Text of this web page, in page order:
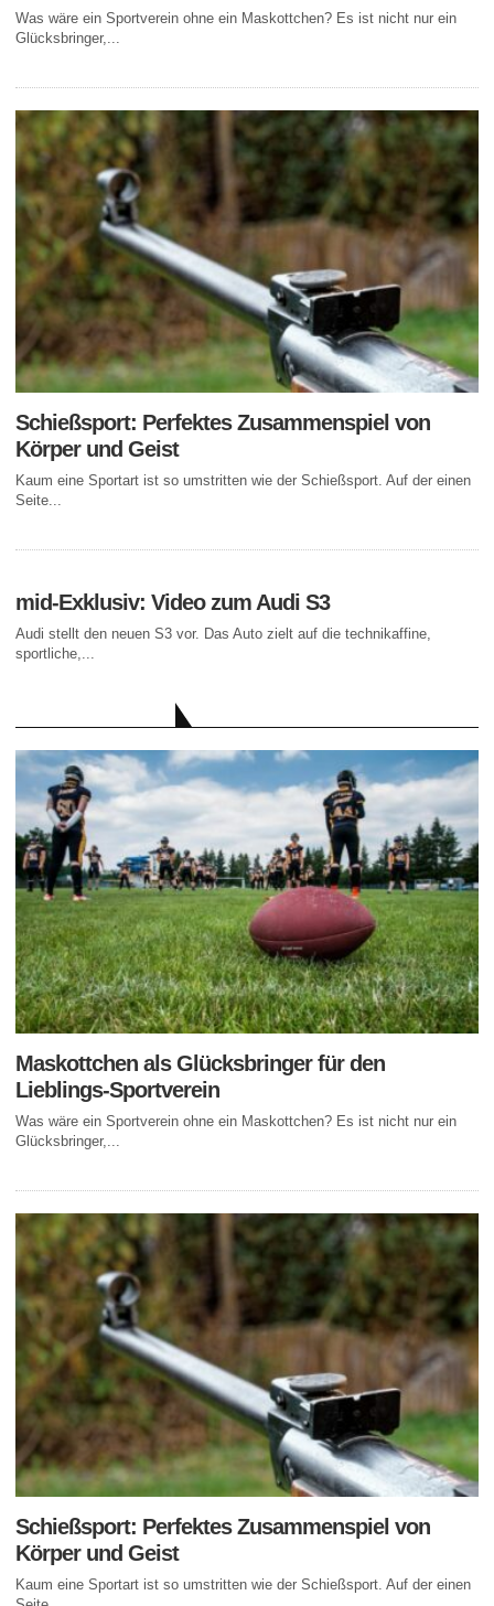
Was wäre ein Sportverein ohne ein Maskottchen? Es ist nicht nur ein
Glücksbringer,...
Schießsport: Perfektes Zusammenspiel von
Körper und Geist
Kaum eine Sportart ist so umstritten wie der Schießsport. Auf der einen
Seite...
mid-Exklusiv: Video zum Audi S3
Audi stellt den neuen S3 vor. Das Auto zielt auf die technikaffine,
sportliche,...
Maskottchen als Glücksbringer für den
Lieblings-Sportverein
Was wäre ein Sportverein ohne ein Maskottchen? Es ist nicht nur ein
Glücksbringer,...
Schießsport: Perfektes Zusammenspiel von
Körper und Geist
Kaum eine Sportart ist so umstritten wie der Schießsport. Auf der einen